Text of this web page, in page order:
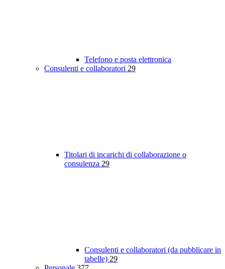
Telefono e posta elettronica
Consulenti e collaboratori 29
Titolari di incarichi di collaborazione o
consulenza 29
Consulenti e collaboratori (da pubblicare in
tabelle) 29